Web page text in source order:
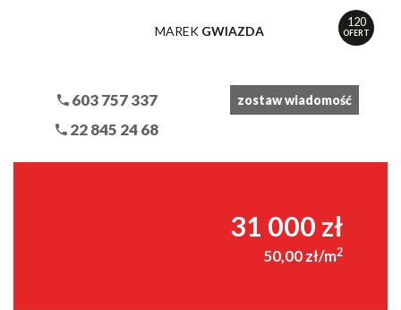
120
OFERT
MAREK GWIAZDA
603 757 337
22 845 24 68
zostaw wiadomość
31 000 zł
50,00 zł/m2